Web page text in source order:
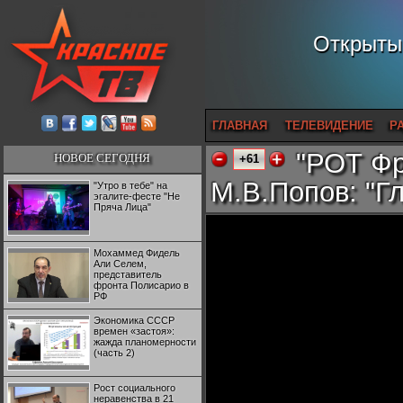
ГЛАВНАЯ ТЕЛЕВИДЕНИЕ
НОВОЕ СЕГОДНЯ
"Утро в тебе" на
эгалите-фесте "Не
Пряча Лица"
Мохаммед Фидель
Али Селем,
представитель
фронта Полисарио в
РФ
Экономика СССР
времен «застоя»:
жажда планомерности
(часть 2)
Рост социального
неравенства в 21
+61
"РОТ
М.В.Попов: